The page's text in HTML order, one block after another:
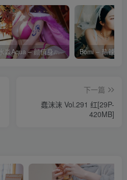
水淼Aqua – 颜值身材双在线 火爆日本 Cos写真作品合集
下一篇
蠢沫沫 Vol.291 红[29P-
420MB]